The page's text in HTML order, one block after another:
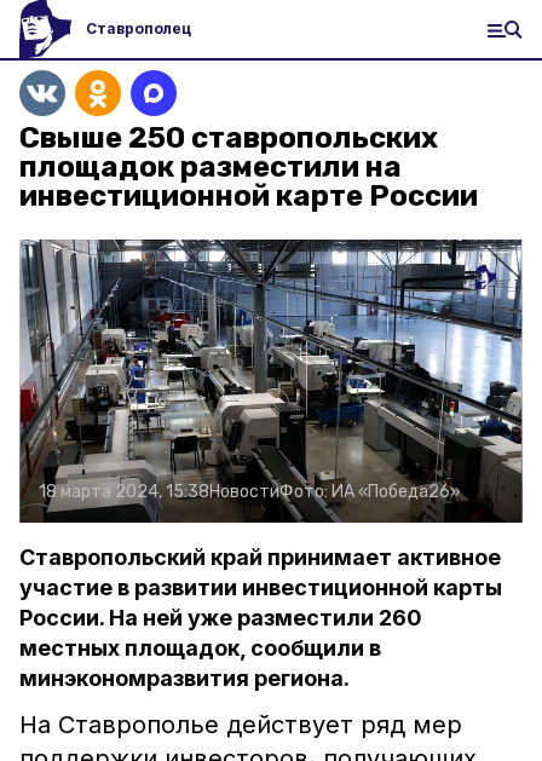
Ставрополец
Свыше 250 ставропольских
площадок разместили на
инвестиционной карте России
18 марта 2024, 15:38НовостиФото:ИА «Победа26»
Ставропольский край принимает активное
участие в развитии инвестиционной карты
России. На ней уже разместили 260
местных площадок, сообщили в
минэкономразвития региона.
На Ставрополье действует ряд мер